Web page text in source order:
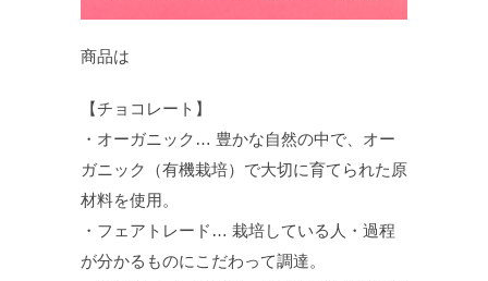
商品は
【チョコレート】
・オーガニック… 豊かな自然の中で、オー
ガニック（有機栽培）で大切に育てられた原
材料を使用。
・フェアトレード… 栽培している人・過程
が分かるものにこだわって調達。